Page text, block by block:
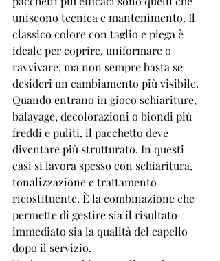
uniscono tecnica e mantenimento. Il
classico colore con taglio e piega è
ideale per coprire, uniformare o
ravvivare, ma non sempre basta se
desideri un cambiamento più visibile.
Quando entrano in gioco schiariture,
balayage, decolorazioni o biondi più
freddi e puliti, il pacchetto deve
diventare più strutturato. In questi
casi si lavora spesso con schiaritura,
tonalizzazione e trattamento
ricostituente. È la combinazione che
permette di gestire sia il risultato
immediato sia la qualità del capello
dopo il servizio.